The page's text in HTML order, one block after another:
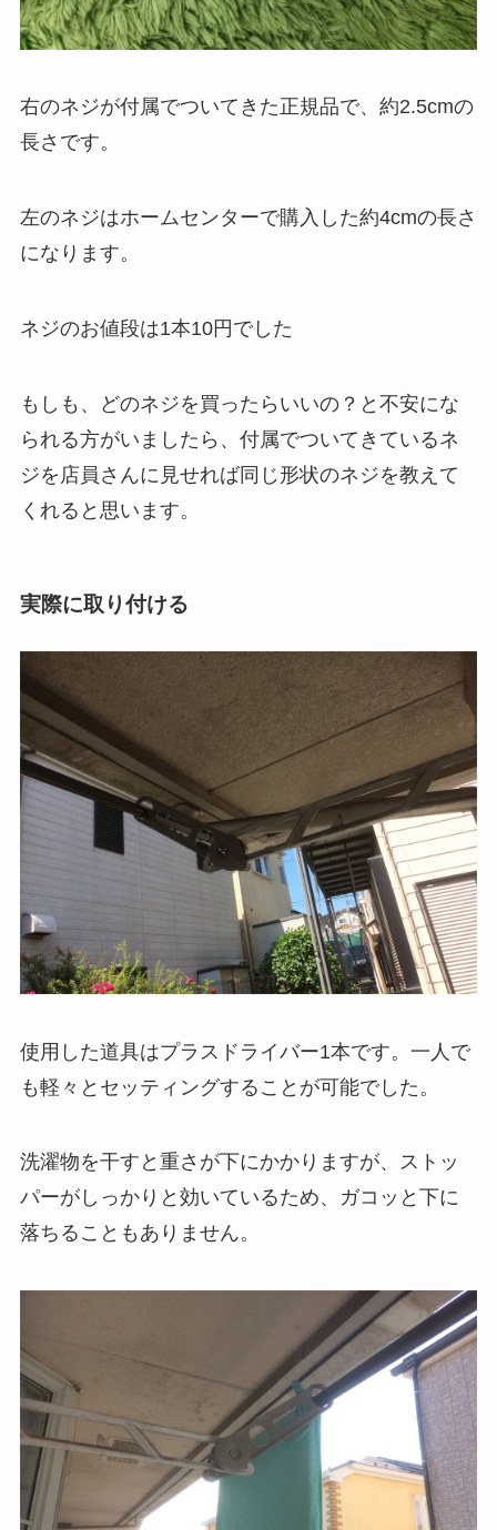
右のネジが付属でついてきた正規品で、約2.5cmの
長さです。
左のネジはホームセンターで購入した約4cmの長さ
になります。
ネジのお値段は1本10円でした
もしも、どのネジを買ったらいいの？と不安にな
られる方がいましたら、付属でついてきているネ
ジを店員さんに見せれば同じ形状のネジを教えて
くれると思います。
実際に取り付ける
使用した道具はプラスドライバー1本です。一人で
も軽々とセッティングすることが可能でした。
洗濯物を干すと重さが下にかかりますが、ストッ
パーがしっかりと効いているため、ガコッと下に
落ちることもありません。